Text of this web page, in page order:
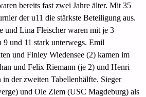
bereits fast zwei Jahre älter. Mit 35
der u11 die stärkste Beteiligung aus.
und Lina Fleischer waren mit je 3
9 und 11 stark unterwegs. Emil
und Finley Wiedensee (2) kamen im
und Felix Riemann (je 2) und Henri
der zweiten Tabellenhälfte. Sieger
und Ole Ziem (USC Magdeburg) als